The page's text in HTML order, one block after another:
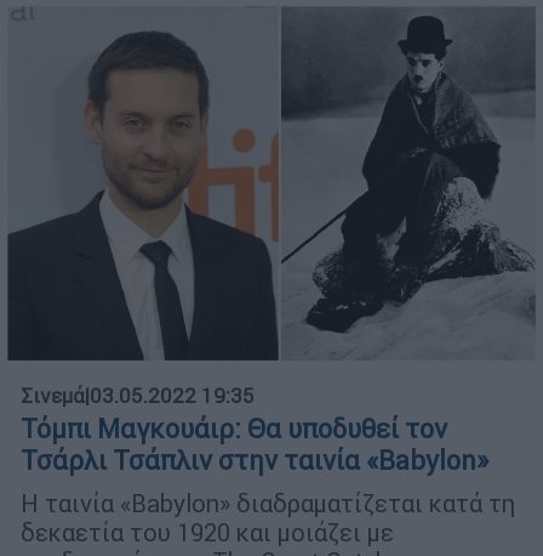
Σινεμά|03.05.2022 19:35
Τόμπι Μαγκουάιρ: Θα υποδυθεί τον
Τσάρλι Τσάπλιν στην ταινία «Babylon»
Η ταινία «Babylon» διαδραματίζεται κατά τη
δεκαετία του 1920 και μοιάζει με